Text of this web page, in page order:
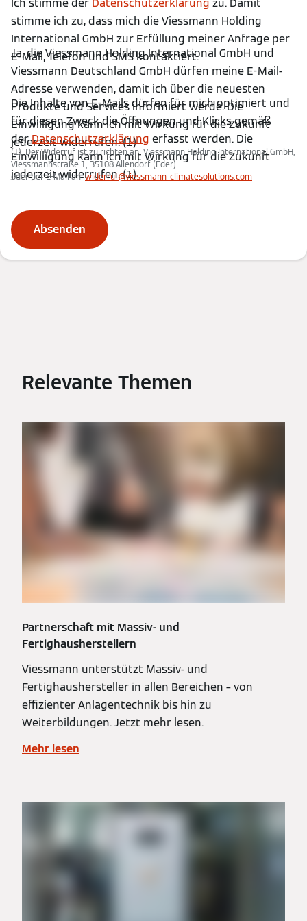
Ich stimme der Datenschutzerklärung zu. Damit
stimme ich zu, dass mich die Viessmann Holding
International GmbH zur Erfüllung meiner Anfrage per
E-Mail, Telefon und SMS kontaktiert.
Ja, die Viessmann Holding International GmbH und
Viessmann Deutschland GmbH dürfen meine E-Mail-
Adresse verwenden, damit ich über die neuesten
Produkte und Services informiert werde. Die
Einwilligung kann ich mit Wirkung für die Zukunft
jederzeit widerrufen. (1)
Die Inhalte von E-Mails dürfen für mich optimiert und
für diesen Zweck die Öffnungen und Klicks gemäß
derDatenschutzerklärung erfasst werden. Die
Einwilligung kann ich mit Wirkung für die Zukunft
jederzeit widerrufen. (1)
(1) Der Widerruf ist zu richten an: Viessmann Holding International GmbH,
Viessmannstraße 1, 35108 Allendorf (Eder)
oder per E-Mail anwiderruf@viessmann-climatesolutions.com
Absenden
Relevante Themen
Partnerschaft mit Massiv- und
Fertighausherstellern
Viessmann unterstützt Massiv- und
Fertighaushersteller in allen Bereichen – von
effizienter Anlagentechnik bis hin zu
Weiterbildungen. Jetzt mehr lesen.
Mehr lesen